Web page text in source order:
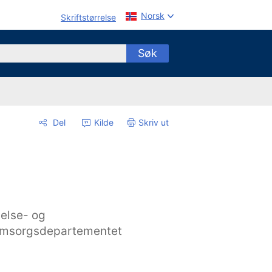
Skriftstørrelse Norsk
Søk
Del Kilde Skriv ut
og